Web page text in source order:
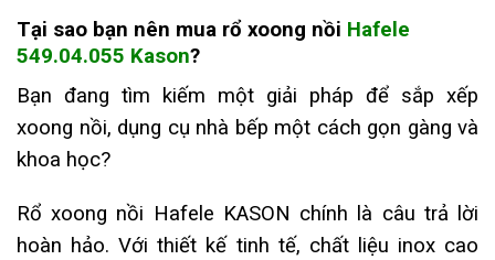
Tại sao bạn nên mua rổ xoong nồi Hafele
549.04.055 Kason?
Bạn đang tìm kiếm một giải pháp để sắp xếp
xoong nồi, dụng cụ nhà bếp một cách gọn gàng và
khoa học?
Rổ xoong nồi Hafele KASON chính là câu trả lời
hoàn hảo. Với thiết kế tinh tế, chất liệu inox cao